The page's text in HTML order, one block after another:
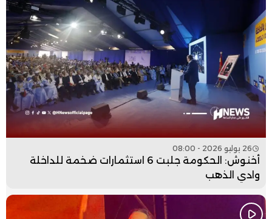
26 يوليو 2026 - 08:00
أخنوش: الحكومة جلبت 6 استثمارات ضخمة للداخلة
وادي الذهب